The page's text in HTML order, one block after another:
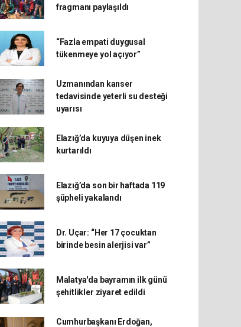
fragmanı paylaşıldı
“Fazla empati duygusal
tükenmeye yol açıyor”
Uzmanından kanser
tedavisinde yeterli su desteği
uyarısı
Elazığ’da kuyuya düşen inek
kurtarıldı
Elazığ’da son bir haftada 119
şüpheli yakalandı
Dr. Uçar: “Her 17 çocuktan
birinde besin alerjisi var”
Malatya'da bayramın ilk günü
şehitlikler ziyaret edildi
Cumhurbaşkanı Erdoğan,